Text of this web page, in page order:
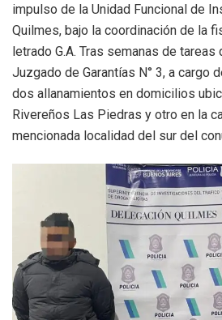
impulso de la Unidad Funcional de
Quilmes, bajo la coordinación de la
letrado G.A. Tras semanas de
Juzgado de Garantías N° 3, a cargo
dos allanamientos en domicilios
Rivereños Las Piedras y otro en la
mencionada localidad del sur del